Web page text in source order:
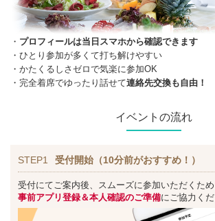
・ プロフィールは当日スマホから確認できます
・ひとり参加が多くて打ち解けやすい
・かたくるしさゼロで気楽に参加OK
・完全着席でゆったり話せて連絡先交換も自由！
イベントの流れ
STEP1 受付開始（10分前がおすすめ！）
受付にてご案内後、スムーズに参加いただくため
事前アプリ登録＆本人確認のご準備にご協力くだ